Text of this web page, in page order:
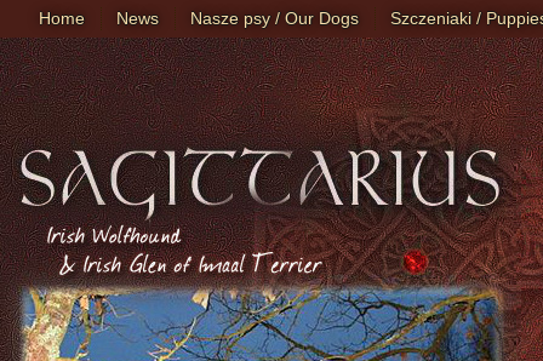
Home News Nasze psy / Our Dogs Szczeniaki /